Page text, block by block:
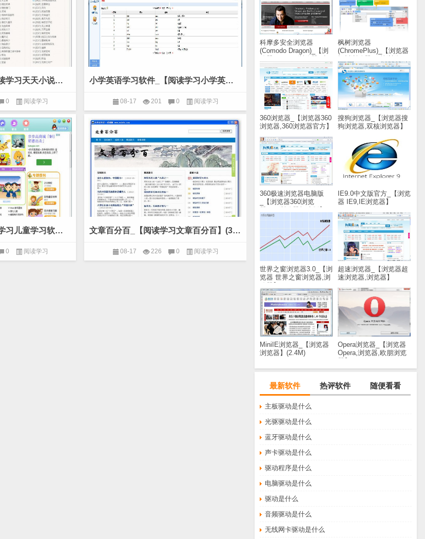
科摩多安全浏览器
(Comodo Dragon)_【浏
摩多浏览器】(52.9M)
枫树浏览器
(ChromePlus)_【浏览器
器】(37.6M)
360浏览器_【浏览器360
浏览器,360浏览器官方】
搜狗浏览器_【浏览器搜
狗浏览器,双核浏览器】
360极速浏览器电脑版
_【浏览器360浏览
(38.8M)
IE9.0中文版官方_【浏览
器 IE9,IE浏览器】
世界之窗浏览器3.0_【浏
览器 世界之窗浏览器,浏
超速浏览器_【浏览器超
速浏览器,浏览器】
MiniIE浏览器_【浏览器
浏览器】(2.4M)
Opera浏览器_【浏览器
Opera,浏览器,欧朋浏览
最新软件 热评软件 随便看看
主板驱动是什么
光驱驱动是什么
蓝牙驱动是什么
声卡驱动是什么
驱动程序是什么
电脑驱动是什么
驱动是什么
音频驱动是什么
无线网卡驱动是什么
天天小说阅读器_【阅读学习天天小说阅读器】(1.2M)
0 阅读学习
小学英语学习软件_【阅读学习小学英语学习软件,英语学习软件】(32.0M)
08-17 201 0 阅读学习
儿童学习软件_【阅读学习儿童学习软件,儿童学习】(4.9M)
0 阅读学习
文章百分百_【阅读学习文章百分百】(374KB)
08-17 226 0 阅读学习